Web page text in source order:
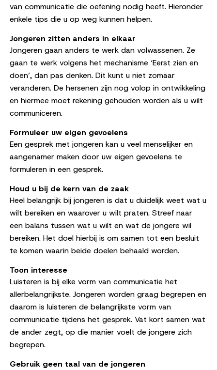
van communicatie die oefening nodig heeft. Hieronder
enkele tips die u op weg kunnen helpen.
Jongeren zitten anders in elkaar
Jongeren gaan anders te werk dan volwassenen. Ze
gaan te werk volgens het mechanisme ‘Eerst zien en
doen’, dan pas denken. Dit kunt u niet zomaar
veranderen. De hersenen zijn nog volop in ontwikkeling
en hiermee moet rekening gehouden worden als u wilt
communiceren.
Formuleer uw eigen gevoelens
Een gesprek met jongeren kan u veel menselijker en
aangenamer maken door uw eigen gevoelens te
formuleren in een gesprek.
Houd u bij de kern van de zaak
Heel belangrijk bij jongeren is dat u duidelijk weet wat u
wilt bereiken en waarover u wilt praten. Streef naar
een balans tussen wat u wilt en wat de jongere wil
bereiken. Het doel hierbij is om samen tot een besluit
te komen waarin beide doelen behaald worden.
Toon interesse
Luisteren is bij elke vorm van communicatie het
allerbelangrijkste. Jongeren worden graag begrepen en
daarom is luisteren de belangrijkste vorm van
communicatie tijdens het gesprek. Vat kort samen wat
de ander zegt, op die manier voelt de jongere zich
begrepen.
Gebruik geen taal van de jongeren